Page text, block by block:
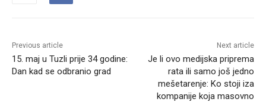
Previous article
15. maj u Tuzli prije 34 godine:
Dan kad se odbranio grad
Next article
Je li ovo medijska priprema
rata ili samo još jedno
mešetarenje: Ko stoji iza
kompanije koja masovno